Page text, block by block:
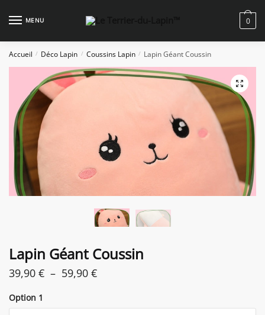
MENU 0
Accueil / Déco Lapin / Coussins Lapin / Lapin Géant Coussin
Lapin Géant Coussin
39,90 € – 59,90 €Plage
Option 1